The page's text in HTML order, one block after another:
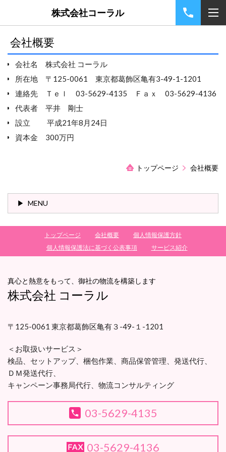
株式会社コーラル
会社概要
会社名 株式会社 コーラル
所在地 〒125-0061 東京都葛飾区亀有3-49-1-1201
連絡先 Ｔｅｌ 03-5629-4135 Ｆａｘ 03-5629-4136
代表者 平井 剛士
設立 平成21年8月24日
資本金 300万円
トップページ 会社概要
MENU
トップページ 会社概要
個人情報保護方針
個人情報保護法に基づく公表事項
サービス紹介
真心と熱意をもって、御社の物流を構築します
株式会社 コーラル
〒125-0061 東京都葛飾区亀有３-49-１-1201
＜お取扱いサービス＞
検品、セットアップ、梱包作業、 商品保管管理、 発送代行、
ＤＭ発送代行、
キャンペーン事務局代行、 物流コンサルティング
03-5629-4135
03-5629-4136